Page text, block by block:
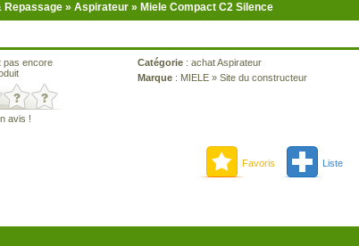
Repassage » Aspirateur » Miele Compact C2 Silence
pas encore
avis !
Catégorie : achat Aspirateur
Marque : MIELE » Site du constructeur
Favoris Liste